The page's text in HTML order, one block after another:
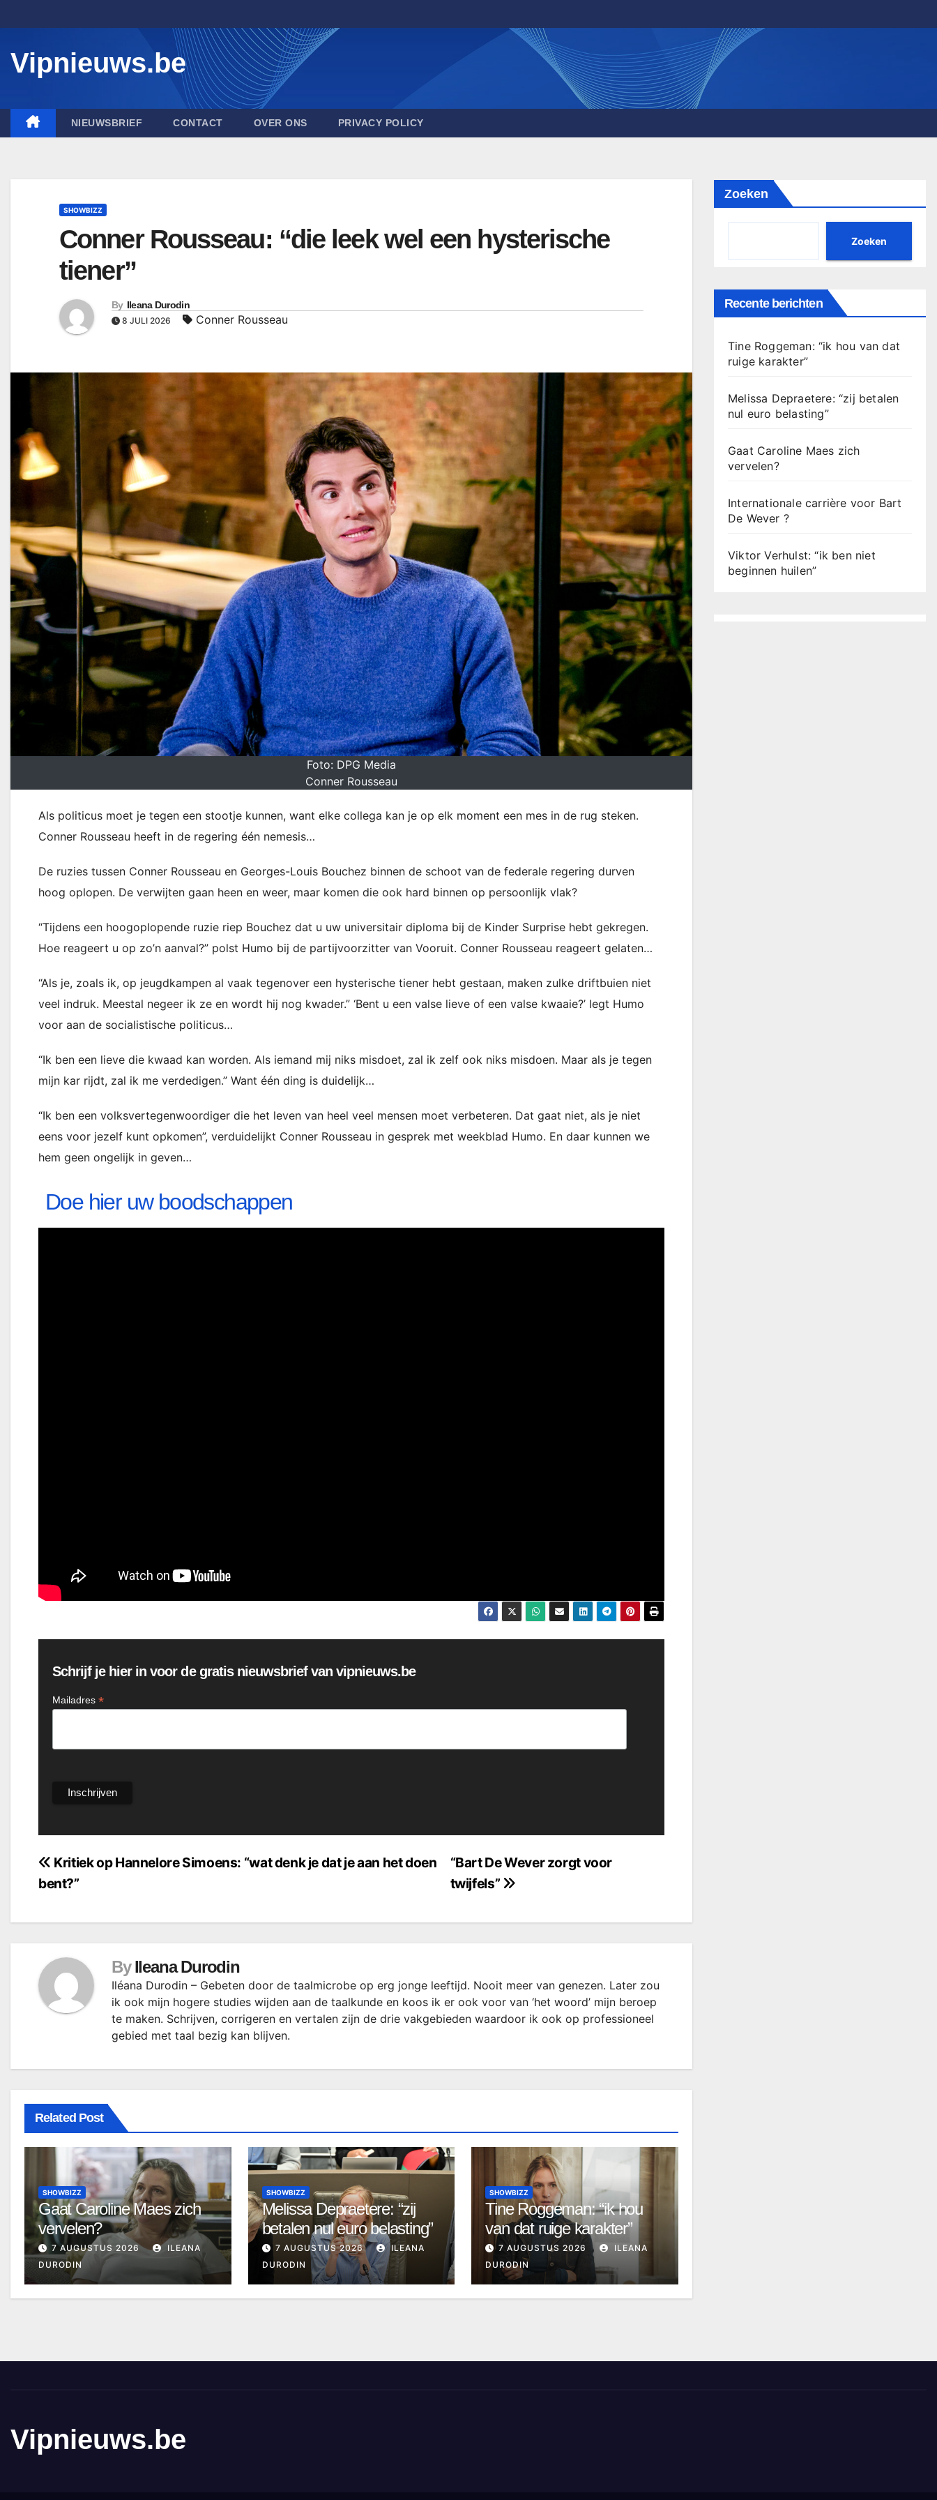
to
Vipnieuws.be
NIEUWSBRIEF CONTACT OVER ONS PRIVACY POLICY
SHOWBIZZ
Conner Rousseau: “die leek wel een hysterische
tiener”
By Ileana Durodin
8 JULI 2026 Conner Rousseau
Foto: DPG Media
Conner Rousseau
Als politicus moet je tegen een stootje kunnen, want elke collega kan je op elk moment een mes in de rug steken.
Conner Rousseau heeft in de regering één nemesis…
De ruzies tussen Conner Rousseau en Georges-Louis Bouchez binnen de schoot van de federale regering durven
hoog oplopen. De verwijten gaan heen en weer, maar komen die ook hard binnen op persoonlijk vlak?
“Tijdens een hoogoplopende ruzie riep Bouchez dat u uw universitair diploma bij de Kinder Surprise hebt gekregen.
Hoe reageert u op zo’n aanval?” polst Humo bij de partijvoorzitter van Vooruit. Conner Rousseau reageert gelaten…
“Als je, zoals ik, op jeugdkampen al vaak tegenover een hysterische tiener hebt gestaan, maken zulke driftbuien niet
veel indruk. Meestal negeer ik ze en wordt hij nog kwader.” ‘Bent u een valse lieve of een valse kwaaie?’ legt Humo
voor aan de socialistische politicus…
“Ik ben een lieve die kwaad kan worden. Als iemand mij niks misdoet, zal ik zelf ook niks misdoen. Maar als je tegen
mijn kar rijdt, zal ik me verdedigen.” Want één ding is duidelijk…
“Ik ben een volksvertegenwoordiger die het leven van heel veel mensen moet verbeteren. Dat gaat niet, als je niet
eens voor jezelf kunt opkomen”, verduidelijkt Conner Rousseau in gesprek met weekblad Humo. En daar kunnen we
hem geen ongelijk in geven…
Doe hier uw boodschappen
Schrijf je hier in voor de gratis nieuwsbrief van vipnieuws.be
Mailadres *
Bericht
navigatie
“Bart De Wever zorgt voor
twijfels”
Kritiek op Hannelore Simoens: “wat denk je dat je aan het doen
bent?”
By Ileana Durodin
Iléana Durodin – Gebeten door de taalmicrobe op erg jonge leeftijd. Nooit meer van genezen. Later zou
ik ook mijn hogere studies wijden aan de taalkunde en koos ik er ook voor van ‘het woord’ mijn beroep
te maken. Schrijven, corrigeren en vertalen zijn de drie vakgebieden waardoor ik ook op professioneel
gebied met taal bezig kan blijven.
Related Post
SHOWBIZZ
Gaat Caroline Maes zich
vervelen?
7 AUGUSTUS 2026
ILEANA
DURODIN
SHOWBIZZ
Melissa Depraetere: “zij
betalen nul euro belasting”
7 AUGUSTUS 2026
ILEANA
DURODIN
SHOWBIZZ
Tine Roggeman: “ik hou
van dat ruige karakter”
7 AUGUSTUS 2026
ILEANA
DURODIN
Zoeken
Zoeken
Recente berichten
Tine Roggeman: “ik hou van dat
ruige karakter”
Melissa Depraetere: “zij betalen
nul euro belasting”
Gaat Caroline Maes zich
vervelen?
Internationale carrière voor Bart
De Wever ?
Viktor Verhulst: “ik ben niet
beginnen huilen”
Vipnieuws.be